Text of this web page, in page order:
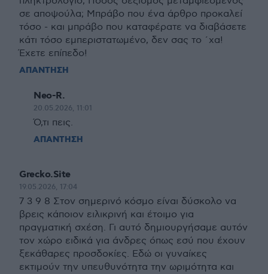
σε αποψούλα; Μπράβο που ένα άρθρο προκαλεί
τόσο - και μπράβο που καταφέρατε να διαβάσετε
κάτι τόσο εμπεριστατωμένο, δεν σας το ´χα!
Έχετε επίπεδο!
ΑΠΑΝΤΗΣΗ
Neo-R.
20.05.2026, 11:01
Ό,τι πεις.
ΑΠΑΝΤΗΣΗ
Grecko.Site
19.05.2026, 17:04
7 3 9 8 Στον σημερινό κόσμο είναι δύσκολο να
βρεις κάποιον ειλικρινή και έτοιμο για
πραγματική σχέση. Γι αυτό δημιουργήσαμε αυτόν
τον χώρο ειδικά για άνδρες όπως εσύ που έχουν
ξεκάθαρες προσδοκίες. Εδώ οι γυναίκες
εκτιμούν την υπευθυνότητα την ωριμότητα και